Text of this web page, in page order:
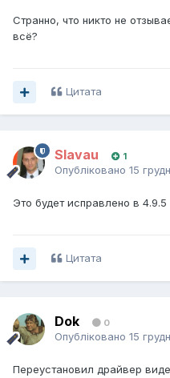
Странно, что никто не
всё?
Цитата
Slavau 1
Опубліковано 15
Это будет исправлено в 4.9.5
Цитата
Dok 0
Опубліковано 15
Переустановил драйвер